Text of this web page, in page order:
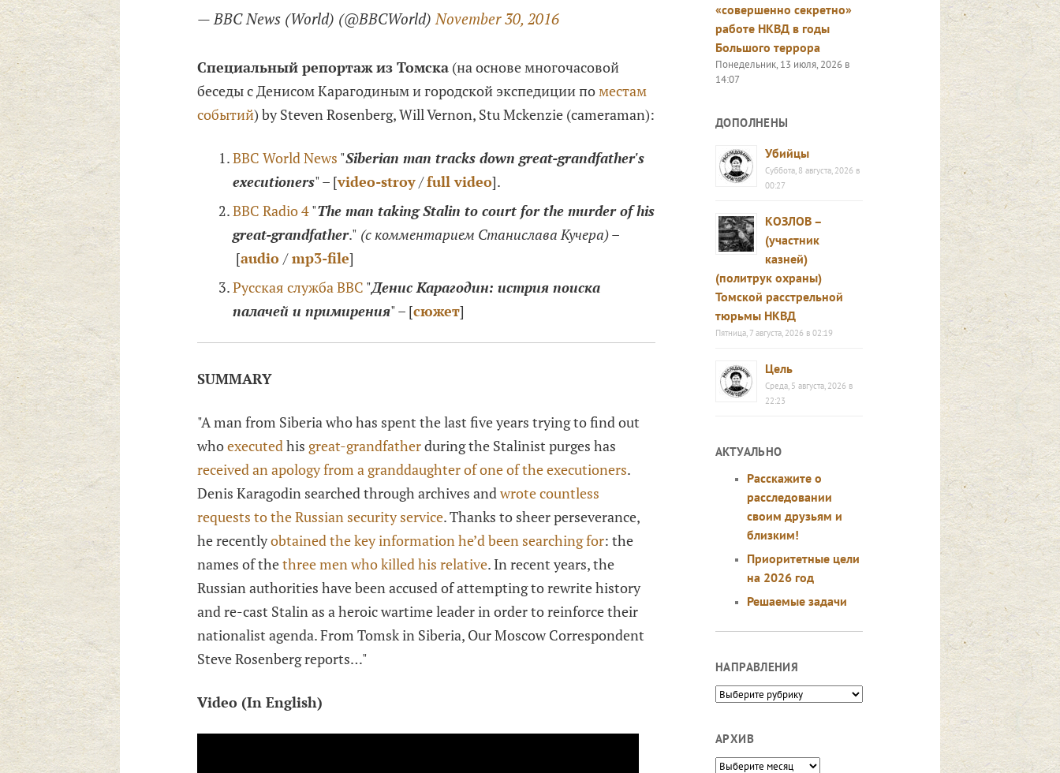
— BBC News (World) (@BBCWorld)November 30, 2016
Специальный репортаж из Томска(на основе многочасовой
беседы с Денисом Карагодиным и городской экспедиции по местам
событий) by Steven Rosenberg, Will Vernon, Stu Mckenzie (cameraman):
BBC World News "Siberian man tracks down great-grandfather's
executioners" – [video-stroy/full video].
BBC Radio 4"The man taking Stalin to court for the murder of his
great-grandfather." (с комментарием Станислава Кучера)–
[audio / mp3-file]
Русская служба BBC "Денис Карагодин: истрия поиска
палачей и примирения" – [сюжет]
SUMMARY
"A man from Siberia who has spent the last five years trying to find out
whoexecuted his great-grandfatherduring the Stalinist purges has
received an apology from a granddaughter of one of the executioners.
Denis Karagodin searched through archives and wrote countless
requests to the Russian security service. Thanks to sheer perseverance,
he recentlyobtained the key information he’d been searching for: the
names of thethree men who killed his relative. In recent years, the
Russian authorities have been accused of attempting to rewrite history
and re-cast Stalin as a heroic wartime leader in order to reinforce their
nationalist agenda. From Tomsk in Siberia, Our Moscow Correspondent
Steve Rosenberg reports…"
Video (In English)
«совершенно секретно»
работе НКВД в годы
Большого террора
Понедельник, 13 июля, 2026 в
14:07
ДОПОЛНЕНЫ
Убийцы
Суббота, 8 августа, 2026 в
00:27
КОЗЛОВ –
(участник
казней)
(политрук охраны)
Томской расстрельной
тюрьмы НКВД
Пятница, 7 августа, 2026 в 02:19
Цель
Среда, 5 августа, 2026 в
22:23
АКТУАЛЬНО
Расскажите о
расследовании
своим друзьям и
близким!
Приоритетные цели
на 2026 год
Решаемые задачи
НАПРАВЛЕНИЯ
Направления
АРХИВ
Архив